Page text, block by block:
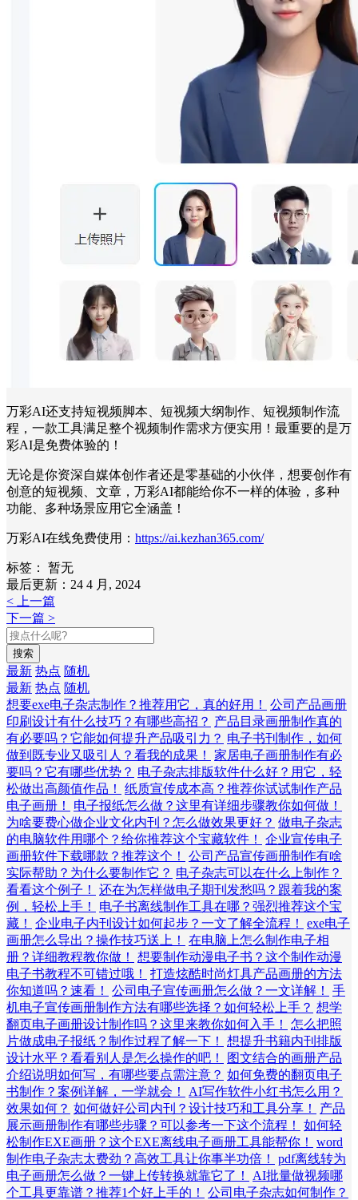
万彩AI还支持短视频脚本、短视频大纲制作、短视频制作流
程，一款工具满足整个视频制作需求方便实用！最重要的是万
彩AI是免费体验的！
无论是你资深自媒体创作者还是零基础的小伙伴，想要创作有
创意的短视频、文章，万彩AI都能给你不一样的体验，多种
功能、多种场景应用它全涵盖！
万彩AI在线免费使用： https://ai.kezhan365.com/
标签：
暂无
最后更新：24 4 月, 2024
< 上一篇
下一篇 >
搜索
最新 热点 随机
最新 热点 随机
想要exe电子杂志制作？推荐用它，真的好用！
公司产品画册
印刷设计有什么技巧？有哪些高招？ 产品目录画册制作真的
有必要吗？它能如何提升产品吸引力？ 电子书刊制作，如何
做到既专业又吸引人？看我的成果！
家居电子画册制作有必
要吗？它有哪些优势？ 电子杂志排版软件什么好？用它，轻
松做出高颜值作品！
纸质宣传成本高？推荐你试试制作产品
电子画册！
电子报纸怎么做？这里有详细步骤教你如何做！
为啥要费心做企业文化内刊？怎么做效果更好？ 做电子杂志
的电脑软件用哪个？给你推荐这个宝藏软件！
企业宣传电子
画册软件下载哪款？推荐这个！
公司产品宣传画册制作有啥
实际帮助？为什么要制作它？ 电子杂志可以在什么上制作？
看看这个例子！
还在为怎样做电子期刊发愁吗？跟着我的案
例，轻松上手！
电子书离线制作工具在哪？强烈推荐这个宝
藏！
企业电子内刊设计如何起步？一文了解全流程！
exe电子
画册怎么导出？操作技巧送上！
在电脑上怎么制作电子相
册？详细教程教你做！
想要制作动漫电子书？这个制作动漫
电子书教程不可错过哦！
打造炫酷时尚灯具产品画册的方法
你知道吗？速看！
公司电子宣传画册怎么做？一文详解！
手
机电子宣传画册制作方法有哪些选择？如何轻松上手？ 想学
翻页电子画册设计制作吗？这里来教你如何入手！
怎么把照
片做成电子报纸？制作过程了解一下！
想提升书籍内刊排版
设计水平？看看别人是怎么操作的吧！
图文结合的画册产品
介绍说明如何写，有哪些要点需注意？ 如何免费的翻页电子
书制作？案例详解，一学就会！
AI写作软件小红书怎么用？
效果如何？ 如何做好公司内刊？设计技巧和工具分享！
产品
展示画册制作有哪些步骤？可以参考一下这个流程！
如何轻
松制作EXE画册？这个EXE离线电子画册工具能帮你！
word
制作电子杂志太费劲？高效工具让你事半功倍！
pdf离线转为
电子画册怎么做？一键上传转换就靠它了！
AI批量做视频哪
个工具更靠谱？推荐1个好上手的！
公司电子杂志如何制作？